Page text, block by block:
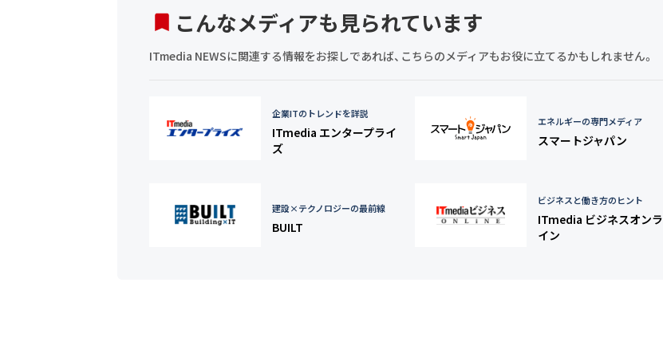
こんなメディアも見られています
ITmedia NEWSに関連する情報をお探しであれば、こちらのメディアもお役に立てるかもしれません。
企業ITのトレンドを詳説
ITmedia エンタープライ
ズ
エネルギーの専門メディア
スマートジャパン
建設×テクノロジーの最前線
BUILT
ビジネスと働き方のヒント
ITmedia ビジネスオンラ
イン